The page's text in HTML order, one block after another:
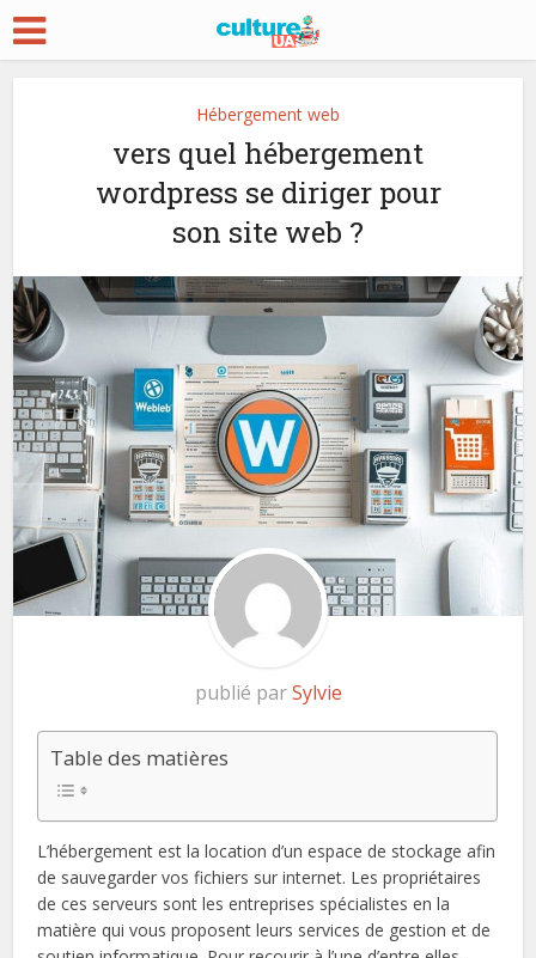
Hébergement web
vers quel hébergement
wordpress se diriger pour
son site web ?
publié parSylvie
Table des matières
L’hébergement est la location d’un espace de stockage afin
de sauvegarder vos fichiers sur internet. Les propriétaires
de ces serveurs sont les entreprises spécialistes en la
matière qui vous proposent leurs services de gestion et de